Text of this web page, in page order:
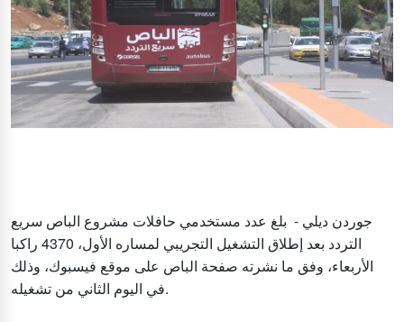
جوردن ديلي - بلغ عدد مستخدمي حافلات مشروع الباص سريع
التردد بعد إطلاق التشغيل التجريبي لمساره الأول، 4370 راكبا
الأربعاء، وفق ما نشرته صفحة الباص على موقع فيسبوك، وذلك
في اليوم الثاني من تشغيله.